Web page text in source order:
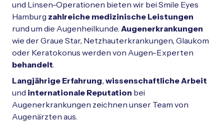
Schließen
und Linsen-Operationen bieten wir bei Smile Eyes
Hamburg zahlreiche medizinische Leistungen
rund um die Augenheilkunde. Augenerkrankungen
wie der Graue Star, Netzhauterkrankungen, Glaukom
oder Keratokonus werden von Augen-Experten
behandelt.
Langjährige Erfahrung, wissenschaftliche Arbeit
und internationale Reputation bei
Augenerkrankungen zeichnen unser Team von
Augenärzten aus.